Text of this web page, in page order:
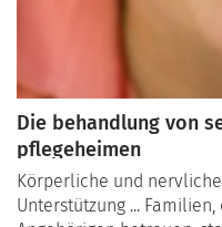
Die behandlung von
pflegeheimen
Körperliche und
Unterstützung ...